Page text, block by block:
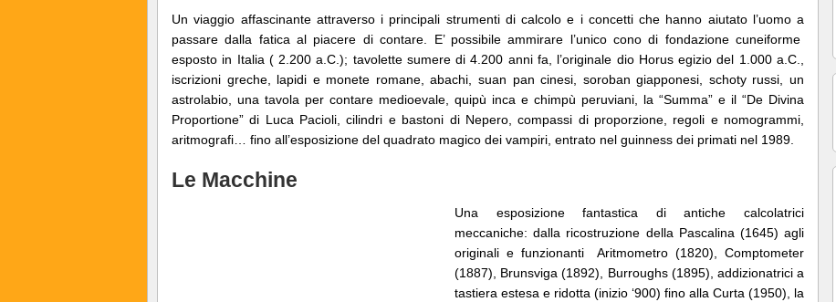
Un viaggio affascinante attraverso i principali strumenti di calcolo e i concetti che hanno aiutato l’uomo a
passare dalla fatica al piacere di contare. E’ possibile ammirare l’unico cono di fondazione cuneiforme
esposto in Italia ( 2.200 a.C.); tavolette sumere di 4.200 anni fa, l’originale dio Horus egizio del 1.000 a.C.,
iscrizioni greche, lapidi e monete romane, abachi, suan pan cinesi, soroban giapponesi, schoty russi, un
astrolabio, una tavola per contare medioevale, quipù inca e chimpù peruviani, la “Summa” e il “De Divina
Proportione” di Luca Pacioli, cilindri e bastoni di Nepero, compassi di proporzione, regoli e nomogrammi,
aritmografi… fino all’esposizione del quadrato magico dei vampiri, entrato nel guinness dei primati nel 1989.
Le Macchine
Una esposizione fantastica di antiche calcolatrici
meccaniche: dalla ricostruzione della Pascalina (1645) agli
originali e funzionanti Aritmometro (1820), Comptometer
(1887), Brunsviga (1892), Burroughs (1895), addizionatrici a
tastiera estesa e ridotta (inizio ‘900) fino alla Curta (1950), la